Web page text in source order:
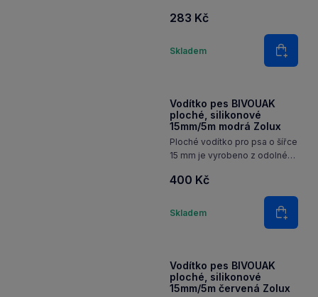
a bezpečné uchopení.
283 Kč
Skladem
Množství
Do
Vodítko pes BIVOUAK
ploché, silikonové
15mm/5m modrá Zolux
Ploché vodítko pro psa o šířce
15 mm je vyrobeno z odolného
bezpečnost použití a snadné
čištění. Díky reflexním pruhům
je zvíře lépe vidět při
večerních procházkách. Díky…
400 Kč
Skladem
Množství
Do
Vodítko pes BIVOUAK
ploché, silikonové
15mm/5m červená Zolux